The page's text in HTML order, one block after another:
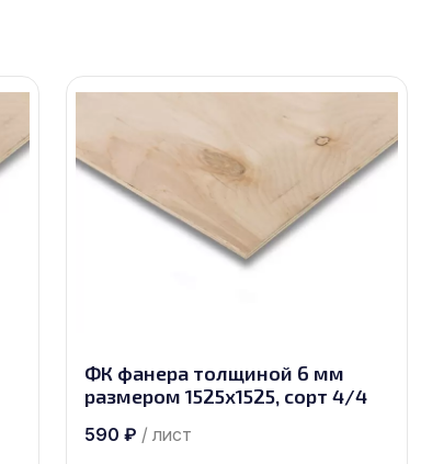
ФК фанера толщиной 6 мм
размером 1525х1525, сорт 4/4
590 ₽ / лист